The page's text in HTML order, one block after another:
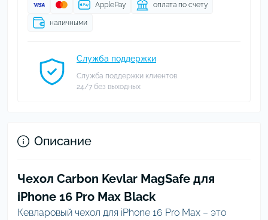
ApplePay оплата по счету
наличными
Служба поддержки
Служба поддержки клиентов
24/7 без выходных
Описание
Чехол Carbon Kevlar MagSafe для
iPhone 16 Pro Max Black
Кевларовый чехол для iPhone 16 Pro Max – это